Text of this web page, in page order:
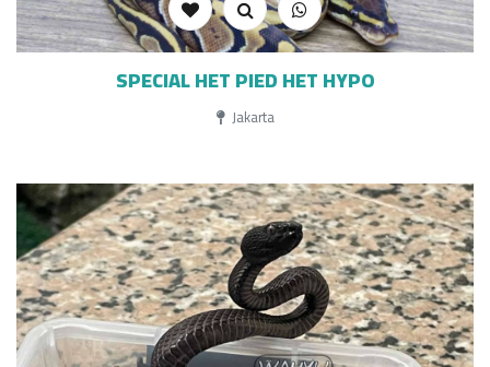
SPECIAL HET PIED HET HYPO
Jakarta